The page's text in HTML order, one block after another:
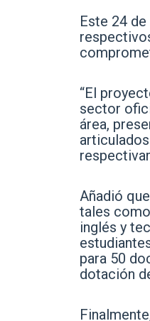
Este 24
“El
sector
área,
Añadió
tales
inglés y
para 50
dotación